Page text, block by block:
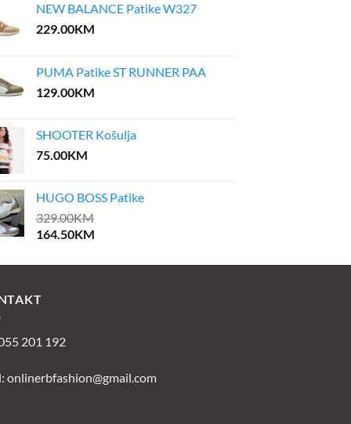
NEW BALANCE Patike W327
229.00KM
PUMA Patike ST RUNNER PAA
129.00KM
SHOOTER Košulja
75.00KM
HUGO BOSS Patike
329.00KM
164.50KM
201 192
onlinerbfashion@gmail.com